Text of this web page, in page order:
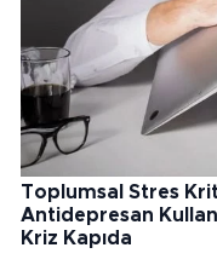
Toplumsal Stres
Antidepresan
Kriz Kapıda